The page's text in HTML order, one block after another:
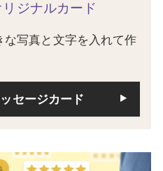
ジナルカード
写真と文字を入れて作
セージカード